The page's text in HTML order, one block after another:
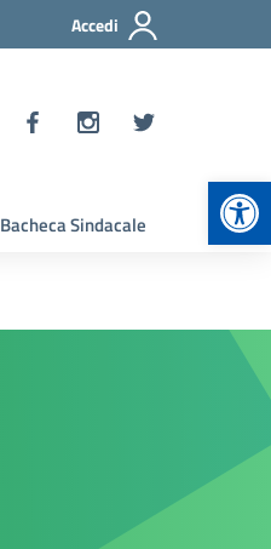
Accedi
Bacheca Sindacale